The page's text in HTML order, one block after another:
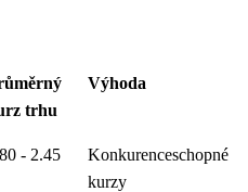
trhu
Výhoda
- 2.45
Konkurenceschopné
kurzy